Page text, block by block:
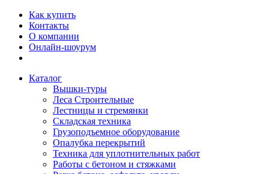
Как купить
Контакты
О компании
Онлайн-шоурум
Каталог
Вышки-туры
Леса Строительные
Лестницы и стремянки
Складская техника
Грузоподъемное оборудование
Опалубка перекрытий
Техника для уплотнительных работ
Работы с бетоном и стяжками